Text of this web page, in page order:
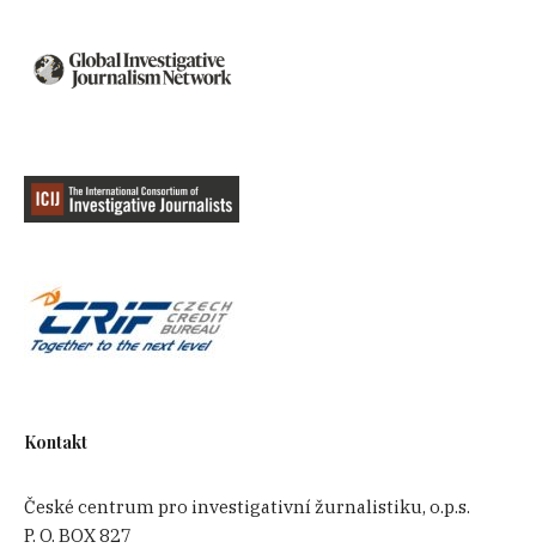
Kontakt
České centrum pro investigativní žurnalistiku, o.p.s.
P. O. BOX 827